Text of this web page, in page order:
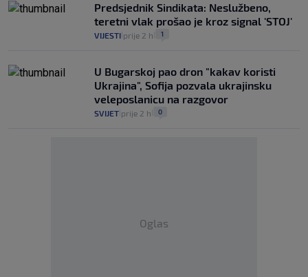
Predsjednik Sindikata: Neslužbeno,
teretni vlak prošao je kroz signal 'STOJ'
VIJESTI prije 2 h 1
U Bugarskoj pao dron "kakav koristi
Ukrajina", Sofija pozvala ukrajinsku
veleposlanicu na razgovor
SVIJET prije 2 h 0
Oglas